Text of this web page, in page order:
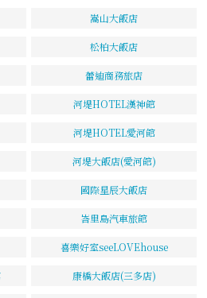
嵩山大飯店
松柏大飯店
蕾迪商務旅店
河堤HOTEL漢神館
河堤HOTEL愛河館
河堤大飯店(愛河館)
國際星辰大飯店
峇里島汽車旅館
喜樂好室seeLOVEhouse
康橋大飯店(三多店)